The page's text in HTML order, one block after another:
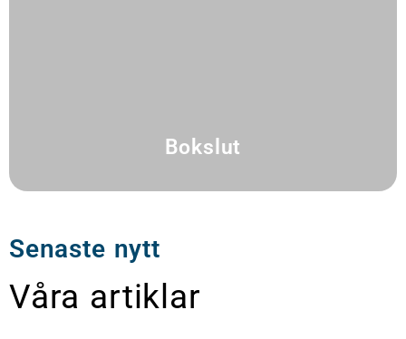
Bokslut
Senaste nytt
Våra artiklar